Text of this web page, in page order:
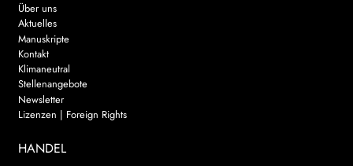
Über uns
Aktuelles
Manuskripte
Kontakt
Klimaneutral
Stellenangebote
Newsletter
Lizenzen | Foreign Rights
HANDEL